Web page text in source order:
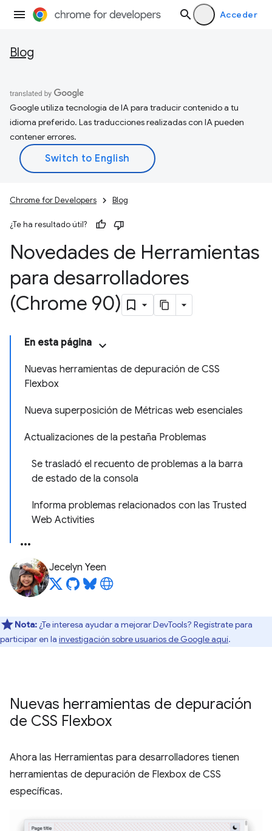
Acceder
Blog
Google utiliza tecnología de IA para traducir contenido a tu
idioma preferido. Las traducciones realizadas con IA pueden
contener errores.
Chrome for Developers Blog
¿Te ha resultado útil?
Novedades de Herramientas
para desarrolladores
(Chrome 90)
En esta página
Nuevas herramientas de depuración de CSS
Flexbox
Nueva superposición de Métricas web esenciales
Actualizaciones de la pestaña Problemas
Se trasladó el recuento de problemas a la barra
de estado de la consola
Informa problemas relacionados con las Trusted
Web Activities
Jecelyn Yeen
Nota: ¿Te interesa ayudar a mejorar DevTools? Regístrate para
participar en la investigación sobre usuarios de Google aquí.
Nuevas herramientas de depuración
de CSS Flexbox
Ahora las Herramientas para desarrolladores tienen
herramientas de depuración de Flexbox de CSS
específicas.